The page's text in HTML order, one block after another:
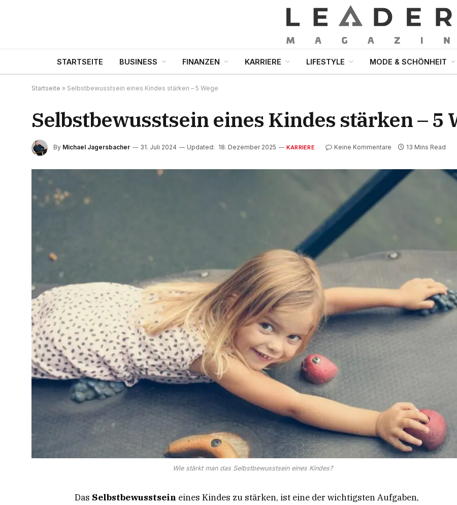
STARTSEITE BUSINESS FINANZEN KARRIERE LIFESTYLE MODE & SCHÖNHEIT
Startseite » Selbstbewusstsein eines Kindes stärken – 5 Wege
Selbstbewusstsein eines Kindes stärken – 5
By Michael Jagersbacher 31. Juli 2024 Updated: 18. Dezember 2025 KARRIERE Keine Kommentare 13 Mins Read
Wie stärkt man das Selbstbewusstsein eines Kindes?
Das Selbstbewusstsein eines Kindes zu stärken, ist eine der wichtigsten Aufgaben,